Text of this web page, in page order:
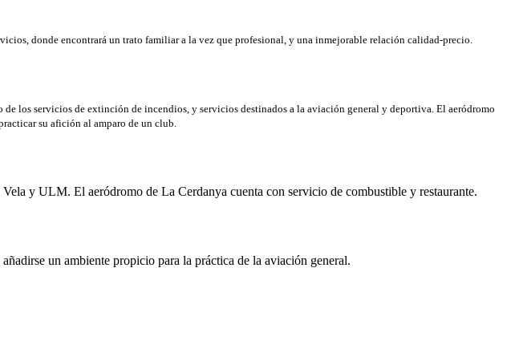
donde encontrará un trato familiar a la vez que profesional, y una inmejorable relación calidad-precio.
los servicios de extinción de incendios, y servicios destinados a la aviación general y deportiva. El aeródromo
su afición al amparo de un club.
y ULM. El aeródromo de La Cerdanya cuenta con servicio de combustible y restaurante.
un ambiente propicio para la práctica de la aviación general.